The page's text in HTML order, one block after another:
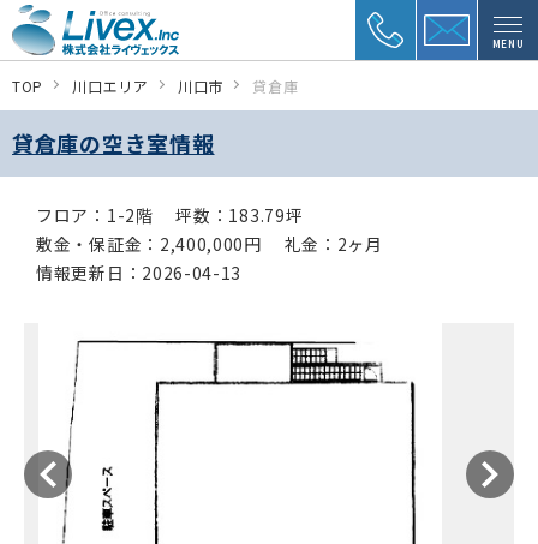
MENU
TOP 川口エリア 川口市 貸倉庫
貸倉庫の空き室情報
フロア：1-2階
坪数：183.79坪
敷金・保証金：2,400,000円
礼金：2ヶ月
情報更新日：2026-04-13